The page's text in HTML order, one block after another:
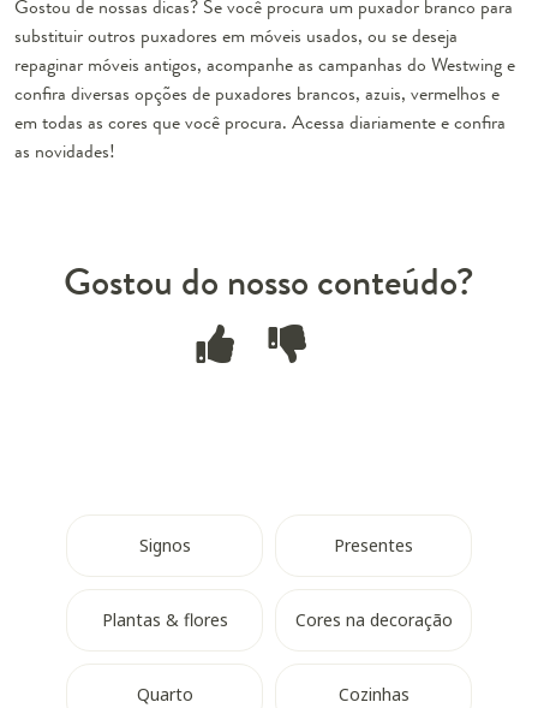
Gostou de nossas dicas? Se você procura um puxador branco para
substituir outros puxadores em móveis usados, ou se deseja
repaginar móveis antigos, acompanhe as campanhas do Westwing e
confira diversas opções de puxadores brancos, azuis, vermelhos e
em todas as cores que você procura. Acessa diariamente e confira
as novidades!
Gostou do nosso conteúdo?
Signos Presentes
Plantas & flores Cores na decoração
Quarto Cozinhas